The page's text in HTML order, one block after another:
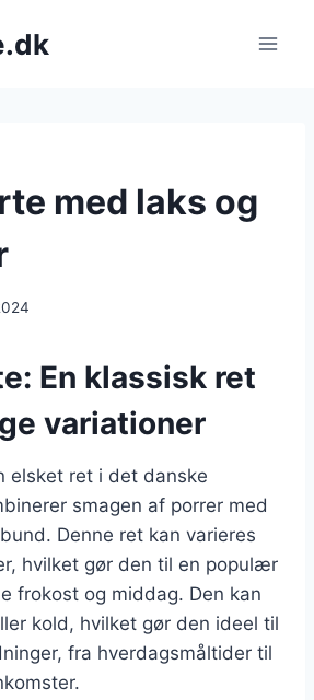
med laks og
En klassisk ret
variationer
elsket ret i det danske
smagen af porrer med
Denne ret kan varieres
hvilket gør den til en populær
frokost og middag. Den kan
kold, hvilket gør den ideel til
fra hverdagsmåltider til